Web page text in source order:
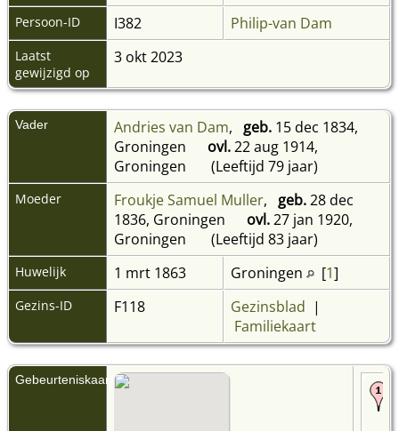
Persoon-ID I382 Philip-van Dam
Laatst
gewijzigd op
3 okt 2023
Vader Andries van Dam, geb. 15 dec 1834,
Groningen
ovl.22 aug 1914,
Groningen
(Leeftijd 79 jaar)
Moeder Froukje Samuel Muller, geb.28 dec
1836, Groningen
ovl.27 jan 1920,
Groningen
(Leeftijd 83 jaar)
Huwelijk 1 mrt 1863 Groningen [1]
Gezins-ID F118 Gezinsblad |
Familiekaart
Gebeurteniskaart